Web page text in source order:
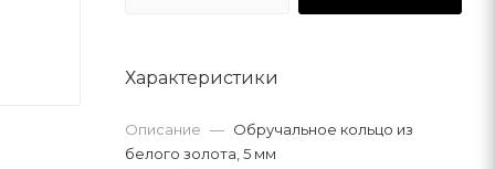
Характеристики
Описание — Обручальное кольцо из
белого золота, 5 мм